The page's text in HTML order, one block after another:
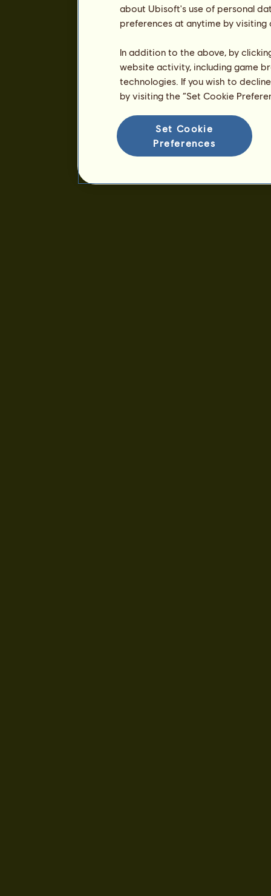
about Ubisoft's use of personal
preferences at anytime by
In addition to the above, by
website activity, including game
technologies. If you wish to
by visiting the “Set Cookie
Set Cookie
Preferences